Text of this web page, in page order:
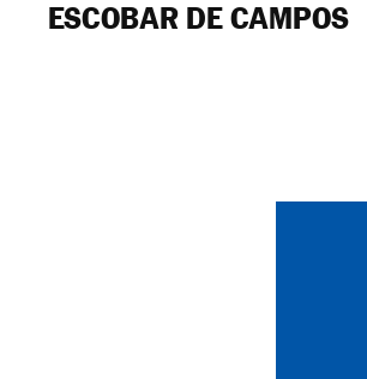
ESCOBAR DE CAMPOS